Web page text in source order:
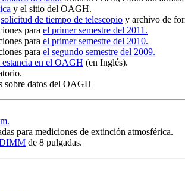
y el sitio del OAGH.
solicitud de tiempo de telescopio y archivo de
para el primer semestre del 2011.
para el primer semestre del 2010.
para el segundo semestre del 2009.
estancia en el OAGH (en Inglés).
sobre datos del OAGH
para mediciones de extinción atmosférica.
de 8 pulgadas.